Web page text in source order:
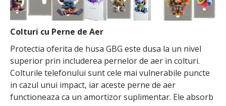
Colturi cu Perne de Aer
Protectia oferita de husa GBG este dusa la un nivel
superior prin includerea pernelor de aer in colturi.
Colturile telefonului sunt cele mai vulnerabile puncte
in cazul unui impact, iar aceste perne de aer
functioneaza ca un amortizor suplimentar. Ele absorb